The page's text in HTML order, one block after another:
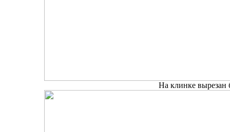
На клинке вырезан